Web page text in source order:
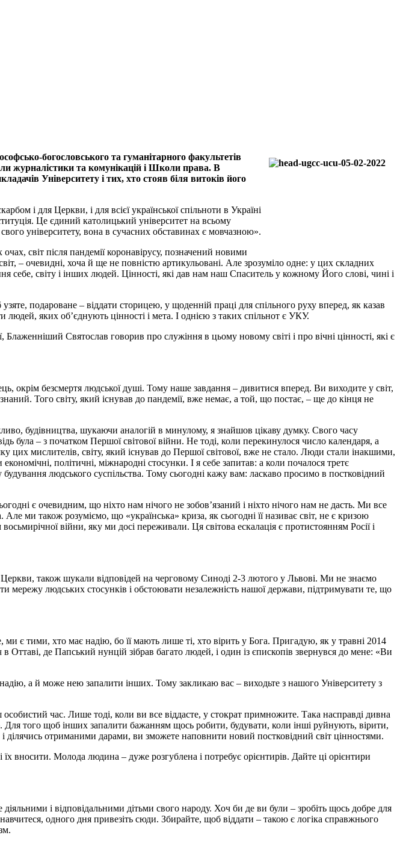
богословського та гуманітарного факультетів
журналістики та комунікацій і Школи права. В
Університету і тих, хто стояв біля витоків його
і для Церкви, і для всієї української спільноти в Україні
Це єдиний католицький університет на всьому
університету, вона в сучасних обставинах є мовчазною».
світ після пандемії коронавірусу, позначений новими
– очевидні, хоча й ще не повністю артикульовані. Але зрозуміло одне: у цих складних
себе, світу і інших людей. Цінності, які дав нам наш Спаситель у кожному Його слові, чині і
подароване – віддати сторицею, у щоденній праці для спільного руху вперед, як казав
яких об’єднують цінності і мета. І однією з таких спільнот є УКУ.
Святослав говорив про служіння в цьому новому світі і про вічні цінності, які є
окрім безсмертя людської душі. Тому наше завдання – дивитися вперед. Ви виходите у світ,
Того світу, який існував до пандемії, вже немає, а той, що постає, – ще до кінця не
будівництва, шукаючи аналогій в минулому, я знайшов цікаву думку. Свого часу
була – з початком Першої світової війни. Не тоді, коли перекинулося число календаря, а
цих мислителів, світу, який існував до Першої світової, вже не стало. Люди стали інакшими,
політичні, міжнародні стосунки. І я себе запитав: а коли почалося третє
людського суспільства. Тому сьогодні кажу вам: ласкаво просимо в постковідний
є очевидним, що ніхто нам нічого не зобов’язаний і ніхто нічого нам не дасть. Ми все
ми також розуміємо, що «українська» криза, як сьогодні її називає світ, не є кризою
війни, яку ми досі переживали. Ця світова ескалація є протистоянням Росії і
також шукали відповідей на черговому Синоді 2-3 лютого у Львові. Ми не знаємо
мережу людських стосунків і обстоювати незалежність нашої держави, підтримувати те, що
тими, хто має надію, бо її мають лише ті, хто вірить у Бога. Пригадую, як у травні 2014
де Папський нунцій зібрав багато людей, і один із єпископів звернувся до мене: «Ви
а й може нею запалити інших. Тому закликаю вас – виходьте з нашого Університету з
час. Лише тоді, коли ви все віддасте, у стократ примножите. Така насправді дивна
того щоб інших запалити бажанням щось робити, будувати, коли інші руйнують, вірити,
ділячись отриманими дарами, ви зможете наповнити новий постковідний світ цінностями.
вносити. Молода людина – дуже розгублена і потребує орієнтирів. Дайте ці орієнтири
і відповідальними дітьми свого народу. Хоч би де ви були – зробіть щось добре для
одного дня привезіть сюди. Збирайте, щоб віддати – такою є логіка справжнього